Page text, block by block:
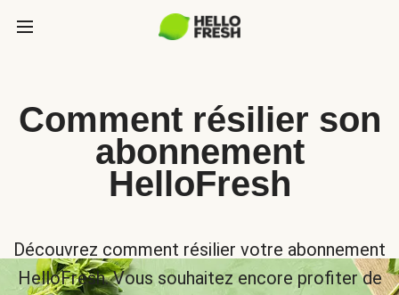
Comment résilier son
abonnement
HelloFresh
Découvrez comment résilier votre abonnement
HelloFresh. Vous souhaitez encore profiter de